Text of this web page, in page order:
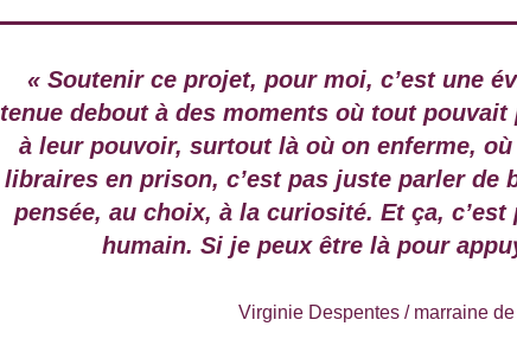
« Soutenir ce projet, pour moi, c’est une
tenue debout à des moments où tout
à leur pouvoir, surtout là où on enferme,
libraires en prison, c’est pas juste parler de
pensée, au choix, à la curiosité. Et ça,
humain. Si je peux être là pour
Virginie Despentes/ marraine